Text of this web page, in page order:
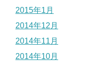
2015年1月
2014年12月
2014年11月
2014年10月